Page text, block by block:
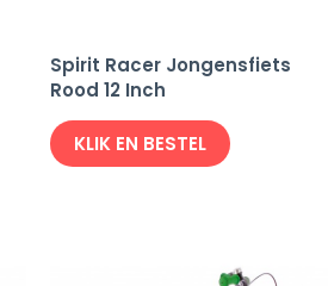
Spirit Racer Jongensfiets
Rood 12 Inch
KLIK EN BESTEL